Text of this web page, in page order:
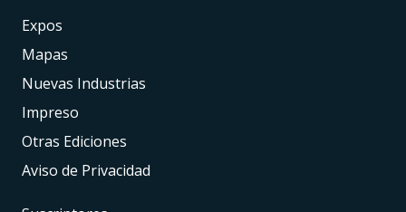
Expos
Mapas
Nuevas Industrias
Impreso
Otras Ediciones
Aviso de Privacidad